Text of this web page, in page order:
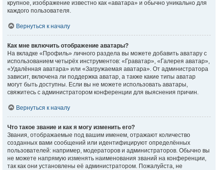
крупное, изображение известно как «аватара» и обычно уникально для
каждого пользователя.
Вернуться к началу
Как мне включить отображение аватары?
На вкладке «Профиль» личного раздела вы можете добавить аватару с
использованием четырёх инструментов: «Граватар», «Галерея аватар»,
«Удалённая аватара» или «Загружаемая аватара». От администратора
зависит, включена ли поддержка аватар, а также какие типы аватар
могут быть доступны. Если вы не можете использовать аватары,
свяжитесь с администратором конференции для выяснения причин.
Вернуться к началу
Что такое звание и как я могу изменить его?
Звания, отображаемые под вашим именем, отражают количество
созданных вами сообщений или идентифицируют определённых
пользователей: например, модераторов и администраторов. Обычно вы
не можете напрямую изменять наименования званий на конференции,
так как они установлены её администратором. Пожалуйста, не